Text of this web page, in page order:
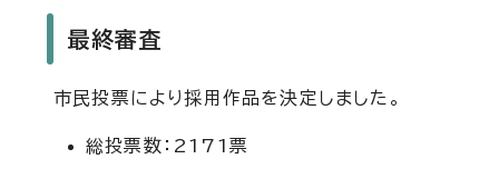
最終審査
市民投票により採用作品を決定しました。
総投票数：2171票